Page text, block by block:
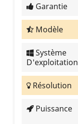
Garantie
Modèle
Système
D'exploitation
Résolution
Puissance